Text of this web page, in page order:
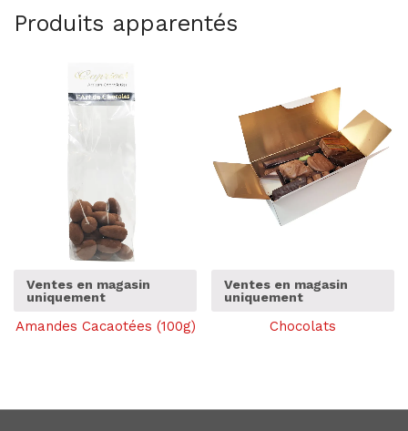
Produits apparentés
Ventes en magasin
uniquement
Amandes Cacaotées (100g)
Ventes en magasin
uniquement
Chocolats